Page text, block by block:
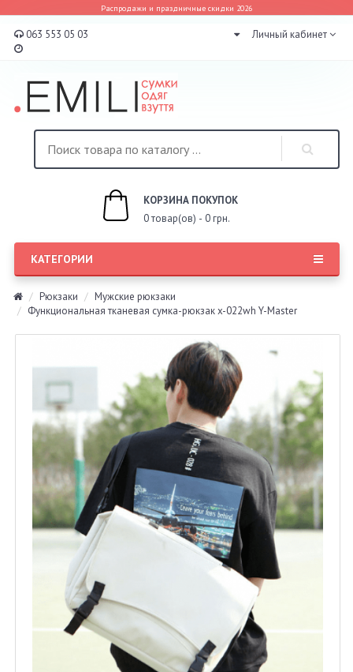
Распродажи и праздничные скидки 2026
063 553 05 03 Личный кабинет
КОРЗИНА ПОКУПОК
0 товар(ов) - 0 грн.
КАТЕГОРИИ
Рюкзаки
Мужские рюкзаки
Функциональная тканевая сумка-рюкзак x-022wh Y-Master